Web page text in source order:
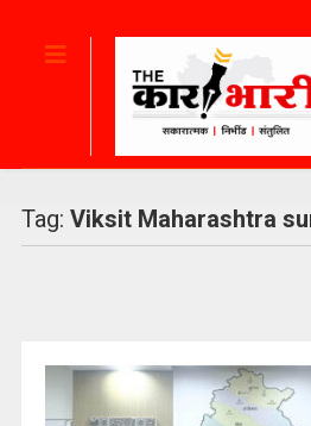
Tag: Viksit Maharashtra